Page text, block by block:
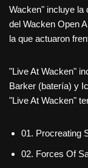
Wacken" incluye la
del Wacken Open
la que actuaron
"Live At Wacken"
Barker (batería) y
"Live At Wacken"
01. Procreating
02. Forces Of